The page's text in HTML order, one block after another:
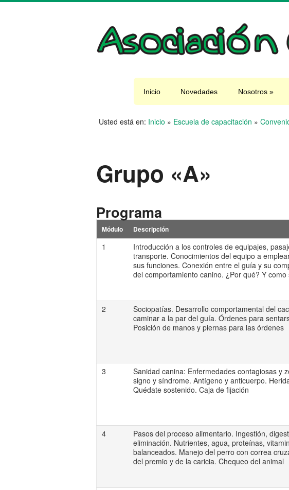
Inicio Novedades Nosotros»
Usted está en: Inicio » Escuela de capacitación »
Grupo «A»
Programa
Módulo Descripción
1
Introducción a los controles de equipajes,
transporte. Conocimientos del equipo a
sus funciones. Conexión entre el guía y su
del comportamiento canino. ¿Por qué? Y como
2
Sociopatías. Desarrollo comportamental del
caminar a la par del guía. Órdenes para
Posición de manos y piernas para las órdenes
3
Sanidad canina: Enfermedades contagiosas y
signo y síndrome. Antígeno y anticuerpo.
Quédate sostenido. Caja de fijación
4
Pasos del proceso alimentario. Ingestión,
eliminación. Nutrientes, agua, proteínas,
balanceados. Manejo del perro con correa
del premio y de la caricia. Chequeo del animal